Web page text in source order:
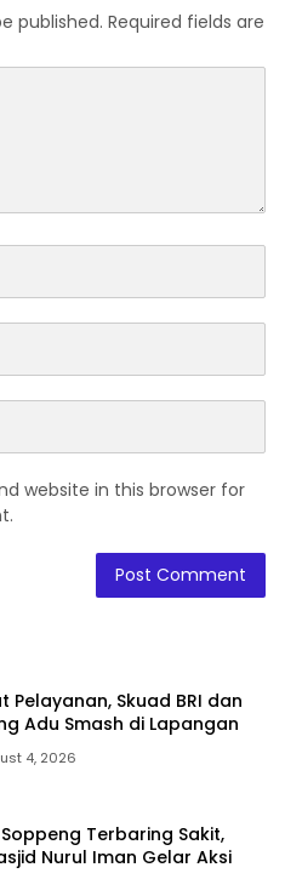
published. Required fields are
website in this browser for
Pelayanan, Skuad BRI dan
Adu Smash di Lapangan
4, 2026
Terbaring Sakit,
Nurul Iman Gelar Aksi